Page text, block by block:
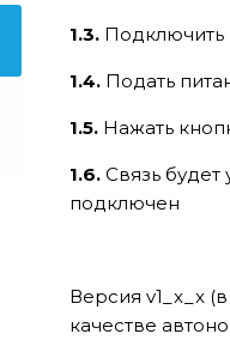
1.3.
1.4. Подать
1.5. Нажать
1.6.Связь
подключен
Версия v1_x_x
качестве